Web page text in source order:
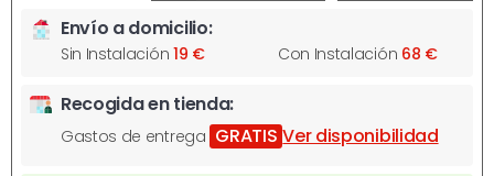
Envío a domicilio:
Sin Instalación 19 € Con Instalación 68 €
Recogida en tienda:
Gastos de entrega GRATIS Ver disponibilidad